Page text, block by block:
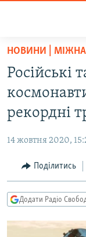
Перейти
основного
матеріалу
до
основної
Перейти
до
пошуку
СУСПІЛЬСТВО
РОСІЙСЬКА
ДОНБАС.РЕАЛІЇ
ТИ ЯК?
НОВИНИ |
Російські
рекордні
14 жовтня 2020,
Поділитись
Додати Радіо